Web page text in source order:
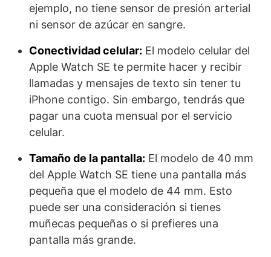
ejemplo, no tiene sensor de presión arterial
ni sensor de azúcar en sangre.
Conectividad celular: El modelo celular del
Apple Watch SE te permite hacer y recibir
llamadas y mensajes de texto sin tener tu
iPhone contigo. Sin embargo, tendrás que
pagar una cuota mensual por el servicio
celular.
Tamaño de la pantalla: El modelo de 40 mm
del Apple Watch SE tiene una pantalla más
pequeña que el modelo de 44 mm. Esto
puede ser una consideración si tienes
muñecas pequeñas o si prefieres una
pantalla más grande.